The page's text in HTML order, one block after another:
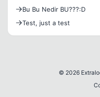
Bu Bu Nedir BU???:D
Test, just a test
© 2026